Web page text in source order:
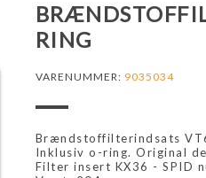
RING
VARENUMMER: 9035034
Brændstoffilterindsats
Inklusiv o-ring. Original
Filter insert KX36 - SPID